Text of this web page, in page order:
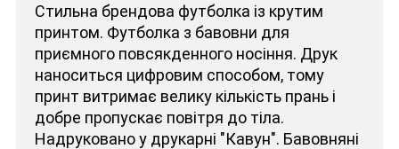
Стильна брендова футболка із крутим
принтом. Футболка з бавовни для
приємного повсякденного носіння. Друк
наноситься цифровим способом, тому
принт витримає велику кількість прань і
добре пропускає повітря до тіла.
Надруковано у друкарні "Кавун". Бавовняні